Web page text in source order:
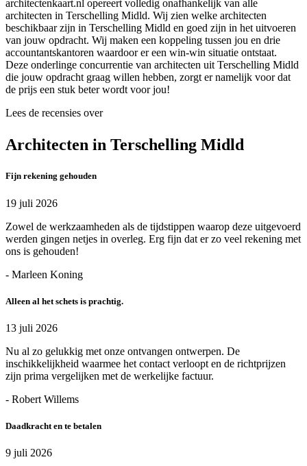
architectenkaart.nl opereert volledig onafhankelijk van alle
architecten in Terschelling Midld. Wij zien welke architecten
beschikbaar zijn in Terschelling Midld en goed zijn in het uitvoeren
van jouw opdracht. Wij maken een koppeling tussen jou en drie
accountantskantoren waardoor er een win-win situatie ontstaat.
Deze onderlinge concurrentie van architecten uit Terschelling Midld
die jouw opdracht graag willen hebben, zorgt er namelijk voor dat
de prijs een stuk beter wordt voor jou!
Lees de recensies over
Architecten in Terschelling Midld
Fijn rekening gehouden
19 juli 2026
Zowel de werkzaamheden als de tijdstippen waarop deze uitgevoerd
werden gingen netjes in overleg. Erg fijn dat er zo veel rekening met
ons is gehouden!
- Marleen Koning
Alleen al het schets is prachtig.
13 juli 2026
Nu al zo gelukkig met onze ontvangen ontwerpen. De
inschikkelijkheid waarmee het contact verloopt en de richtprijzen
zijn prima vergelijken met de werkelijke factuur.
- Robert Willems
Daadkracht en te betalen
9 juli 2026